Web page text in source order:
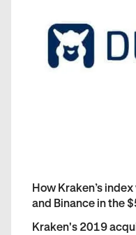
How Kraken’s
and Binance in the
Kraken's 2019